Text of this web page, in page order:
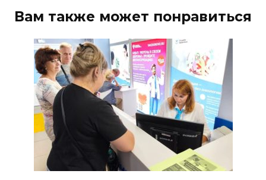
Вам также может понравиться